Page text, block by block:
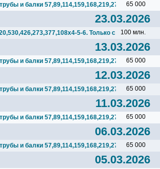
и балки 65 000
23.03.2026
5-6. Только с НДС.100 млн.
13.03.2026
и балки 65 000
12.03.2026
и балки 65 000
11.03.2026
и балки 65 000
06.03.2026
и балки 65 000
05.03.2026